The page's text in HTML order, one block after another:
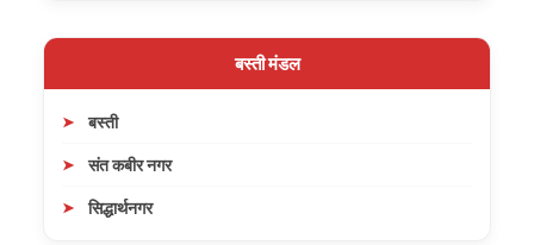
बस्ती मंडल
बस्ती
संत कबीर नगर
सिद्धार्थनगर